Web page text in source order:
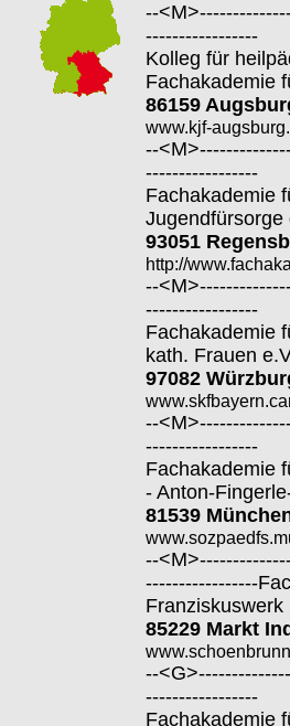
--
-----------------
Kolleg für
Fachakademie
86159
www.kjf-
--
-----------------
Fachakademie
Jugendfürsorge
93051
http://
--
-----------------
Fachakademie
kath. Frauen
97082
--
-----------------
Fachakademie
- Anton-
81539
--
-----------------
Franziskuswerk
85229 Markt
--
-----------------
Fachakademie